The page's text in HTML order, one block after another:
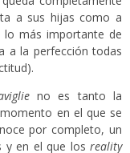
a sus hijas como a
más importante de
a la perfección todas
no es tanto la
en el que se
por completo, un
y en el que los reality